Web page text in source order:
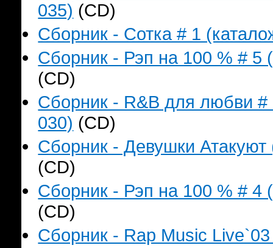
035) (CD)
Сборник - Сотка # 1
Сборник - Рэп на 100 % # 5
(CD)
Сборник - R&B для любви
030) (CD)
Сборник - Девушки
(CD)
Сборник - Рэп на 100 % # 4
(CD)
Сборник - Rap Music